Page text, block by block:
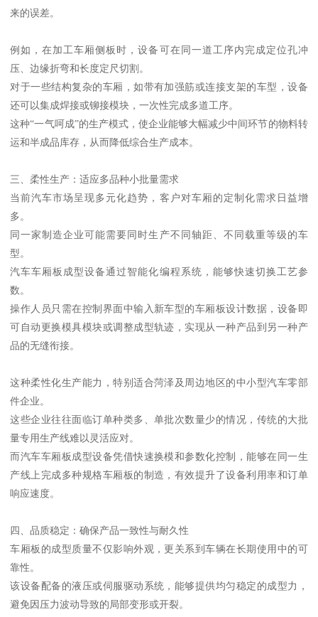
来的误差。
例如，在加工车厢侧板时，设备可在同一道工序内完成定位孔冲
压、边缘折弯和长度定尺切割。
对于一些结构复杂的车厢，如带有加强筋或连接支架的车型，设备
还可以集成焊接或铆接模块，一次性完成多道工序。
这种“一气呵成”的生产模式，使企业能够大幅减少中间环节的物料转
运和半成品库存，从而降低综合生产成本。
三、柔性生产：适应多品种小批量需求
当前汽车市场呈现多元化趋势，客户对车厢的定制化需求日益增
多。
同一家制造企业可能需要同时生产不同轴距、不同载重等级的车
型。
汽车车厢板成型设备通过智能化编程系统，能够快速切换工艺参
数。
操作人员只需在控制界面中输入新车型的车厢板设计数据，设备即
可自动更换模具模块或调整成型轨迹，实现从一种产品到另一种产
品的无缝衔接。
这种柔性化生产能力，特别适合菏泽及周边地区的中小型汽车零部
件企业。
这些企业往往面临订单种类多、单批次数量少的情况，传统的大批
量专用生产线难以灵活应对。
而汽车车厢板成型设备凭借快速换模和参数化控制，能够在同一生
产线上完成多种规格车厢板的制造，有效提升了设备利用率和订单
响应速度。
四、品质稳定：确保产品一致性与耐久性
车厢板的成型质量不仅影响外观，更关系到车辆在长期使用中的可
靠性。
该设备配备的液压或伺服驱动系统，能够提供均匀稳定的成型力，
避免因压力波动导致的局部变形或开裂。